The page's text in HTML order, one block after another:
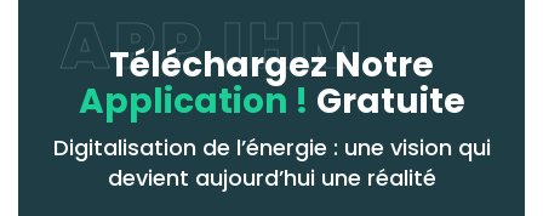
APP IHM
Téléchargez Notre
Application ! Gratuite
Digitalisation de l’énergie : une vision qui
devient aujourd’hui une réalité